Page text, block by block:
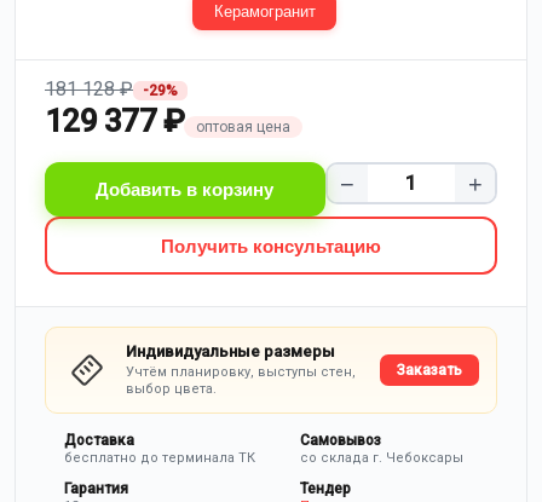
Керамогранит
181 128 ₽ -29%
129 377 ₽ оптовая цена
Добавить в корзину − +
Получить консультацию
Индивидуальные размеры
Учтём планировку, выступы стен,
выбор цвета.
Заказать
Доставка
бесплатно до терминала ТК
Самовывоз
со склада г. Чебоксары
Гарантия Тендер